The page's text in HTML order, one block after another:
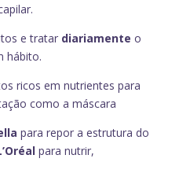
e tratar diariamente o
hábito.
ricos em nutrientes para
como a máscara
para repor a estrutura do
para nutrir,